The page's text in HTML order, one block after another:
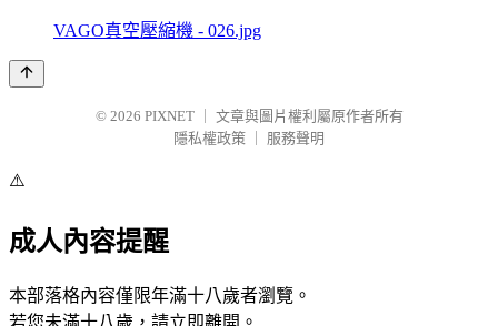
VAGO真空壓縮機 - 026.jpg
© 2026 PIXNET
文章與圖片權利屬原作者所有
隱私權政策
服務聲明
⚠️
成人內容提醒
本部落格內容僅限年滿十八歲者瀏覽。
若您未滿十八歲，請立即離開。